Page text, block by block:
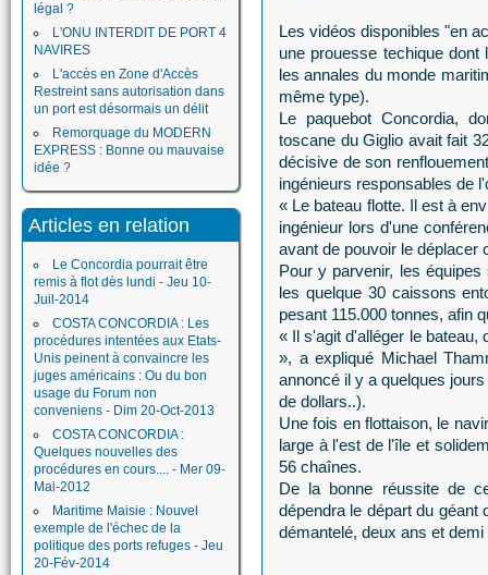
légal ?
L'ONU INTERDIT DE PORT 4
NAVIRES
L'accès en Zone d'Accès
Restreint sans autorisation dans
un port est désormais un délit
Remorquage du MODERN
EXPRESS : Bonne ou mauvaise
idée ?
Articles en relation
Le Concordia pourrait être
remis à flot dès lundi - Jeu 10-
Juil-2014
COSTA CONCORDIA : Les
procédures intentées aux Etats-
Unis peinent à convaincre les
juges américains : Ou du bon
usage du Forum non
conveniens - Dim 20-Oct-2013
COSTA CONCORDIA :
Quelques nouvelles des
procédures en cours.... - Mer 09-
Mai-2012
Maritime Maisie : Nouvel
exemple de l'échec de la
politique des ports refuges - Jeu
20-Fév-2014
Les vidéos disponibles "en
une prouesse techique
les annales du monde
même type).
Le paquebot Concordia,
toscane du Giglio avait fait
décisive de son
ingénieurs responsables de
« Le bateau flotte. Il est à
ingénieur lors d'une
avant de pouvoir le déplacer
Pour y parvenir, les
les quelque 30 caissons
pesant 115.000 tonnes, afin
« Il s'agit d'alléger le bateau,
», a expliqué Michael
annoncé il y a quelques
de dollars..).
Une fois en flottaison, le
large à l'est de l'île et
56 chaînes.
De la bonne réussite de
dépendra le départ du
démantelé, deux ans et